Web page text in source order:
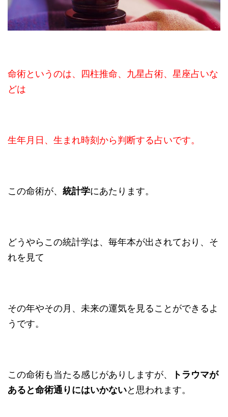
命術というのは、四柱推命、九星占術、星座占いな
どは
生年月日、生まれ時刻から判断する占いです。
この命術が、 統計学にあたります。
どうやらこの統計学は、毎年本が出されており、そ
れを見て
その年やその月、未来の運気を見ることができるよ
うです。
この命術も当たる感じがありしますが、
トラウマが
あると命術通りにはいかないと思われます。